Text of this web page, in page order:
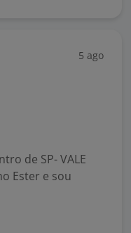
5 ago
de SP- VALE
Ester e sou